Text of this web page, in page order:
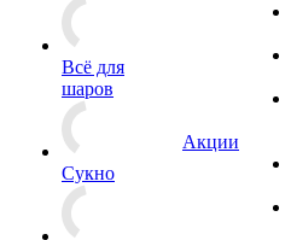
Всё для
шаров
Сукно
Акции